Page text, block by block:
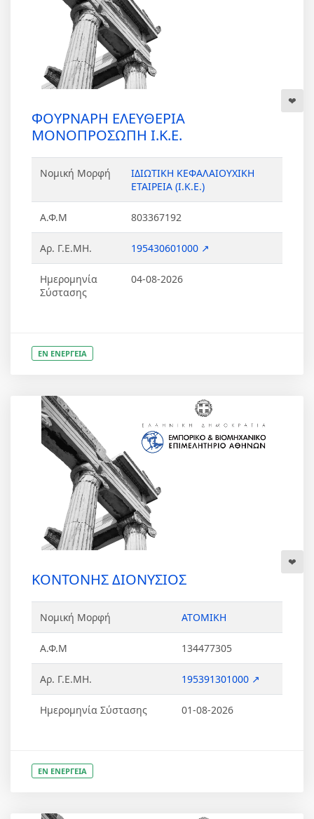
ΦΟΥΡΝΑΡΗ ΕΛΕΥΘΕΡΙΑ
ΜΟΝΟΠΡΟΣΩΠΗ Ι.Κ.Ε.
Νομική Μορφή
ΙΔΙΩΤΙΚΗ ΚΕΦΑΛΑΙΟΥΧΙΚΗ
ΕΤΑΙΡΕΙΑ (Ι.Κ.Ε.)
Α.Φ.Μ 803367192
Αρ. Γ.Ε.ΜΗ. 195430601000 ↗
Ημερομηνία
Σύστασης
04-08-2026
ΕΝ ΕΝΕΡΓΕΙΑ
ΚΟΝΤΟΝΗΣ ΔΙΟΝΥΣΙΟΣ
Νομική Μορφή ΑΤΟΜΙΚΗ
Α.Φ.Μ 134477305
Αρ. Γ.Ε.ΜΗ. 195391301000 ↗
Ημερομηνία Σύστασης 01-08-2026
ΕΝ ΕΝΕΡΓΕΙΑ